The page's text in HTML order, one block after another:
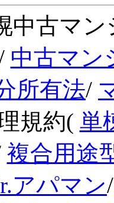
中古マン
中古マン
所有法/
規約( 単
複合用途
アパマン